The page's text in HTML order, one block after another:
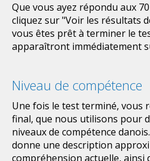
Que vous ayez répondu aux
cliquez sur "Voir les résultats
vous êtes prêt à terminer le
apparaîtront immédiatement
Niveau de compétence
Une fois le test terminé, vous
final, que nous utilisons pour
niveaux de compétence
donne une description
compréhension actuelle, ainsi